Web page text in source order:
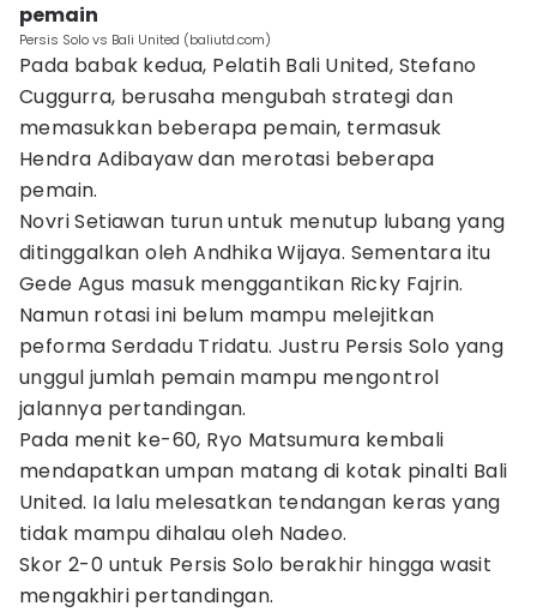
pemain
Persis Solo vs Bali United (baliutd.com)
Pada babak kedua, Pelatih Bali United, Stefano
Cuggurra, berusaha mengubah strategi dan
memasukkan beberapa pemain, termasuk
Hendra Adibayaw dan merotasi beberapa
pemain.
Novri Setiawan turun untuk menutup lubang yang
ditinggalkan oleh Andhika Wijaya. Sementara itu
Gede Agus masuk menggantikan Ricky Fajrin.
Namun rotasi ini belum mampu melejitkan
peforma Serdadu Tridatu. Justru Persis Solo yang
unggul jumlah pemain mampu mengontrol
jalannya pertandingan.
Pada menit ke-60, Ryo Matsumura kembali
mendapatkan umpan matang di kotak pinalti Bali
United. Ia lalu melesatkan tendangan keras yang
tidak mampu dihalau oleh Nadeo.
Skor 2-0 untuk Persis Solo berakhir hingga wasit
mengakhiri pertandingan.